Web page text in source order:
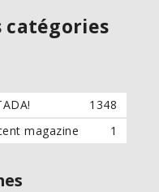
catégories
1348
magazine
1